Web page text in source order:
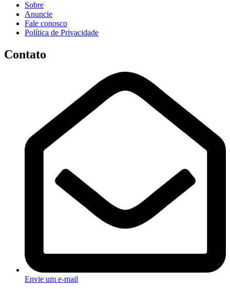
Sobre
Anuncie
Fale conosco
Política de Privacidade
Contato
Envie um e-mail